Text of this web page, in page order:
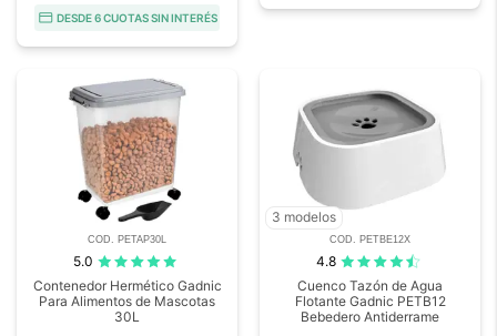
DESDE 6 CUOTAS SIN INTERÉS
COD. PETAP30L
5.0
Contenedor Hermético Gadnic
Para Alimentos de Mascotas
30L
3 modelos
COD. PETBE12X
4.8
Cuenco Tazón de Agua
Flotante Gadnic PETB12
Bebedero Antiderrame